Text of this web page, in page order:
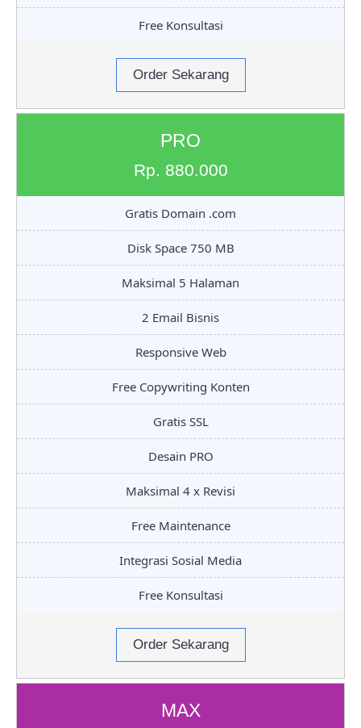
Free Konsultasi
Order Sekarang
PRO
Rp. 880.000
Gratis Domain .com
Disk Space 750 MB
Maksimal 5 Halaman
2 Email Bisnis
Responsive Web
Free Copywriting Konten
Gratis SSL
Desain PRO
Maksimal 4 x Revisi
Free Maintenance
Integrasi Sosial Media
Free Konsultasi
Order Sekarang
MAX